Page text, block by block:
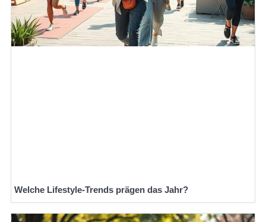
Welche Lifestyle-Trends prägen das Jahr?